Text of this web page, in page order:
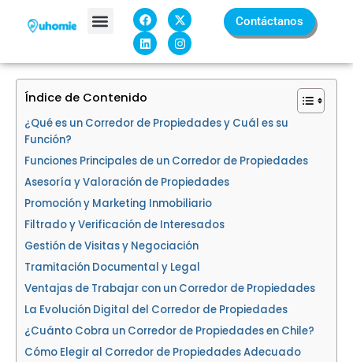
F
a
c
e
b
o
o
k
X
-
t
w
i
t
t
L
i
n
k
e
d
i
n
I
n
s
t
a
g
r
Contáctanos
Índice de Contenido
¿Qué es un Corredor de Propiedades y Cuál es su
Función?
Funciones Principales de un Corredor de Propiedades
Asesoría y Valoración de Propiedades
Promoción y Marketing Inmobiliario
Filtrado y Verificación de Interesados
Gestión de Visitas y Negociación
Tramitación Documental y Legal
Ventajas de Trabajar con un Corredor de Propiedades
La Evolución Digital del Corredor de Propiedades
¿Cuánto Cobra un Corredor de Propiedades en Chile?
Cómo Elegir al Corredor de Propiedades Adecuado